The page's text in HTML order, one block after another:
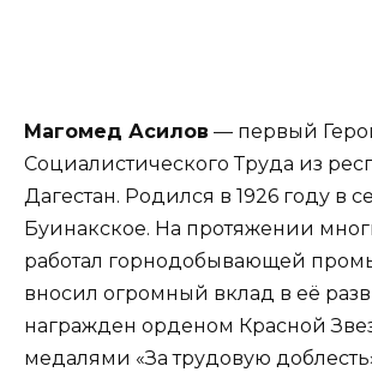
Магомед Асилов — первый
Социалистического Труда из
Дагестан. Родился в 1926 году в
Буинакское. На протяжении
работал горнодобывающей
вносил огромный вклад в её
награжден орденом Красной
медалями «За трудовую